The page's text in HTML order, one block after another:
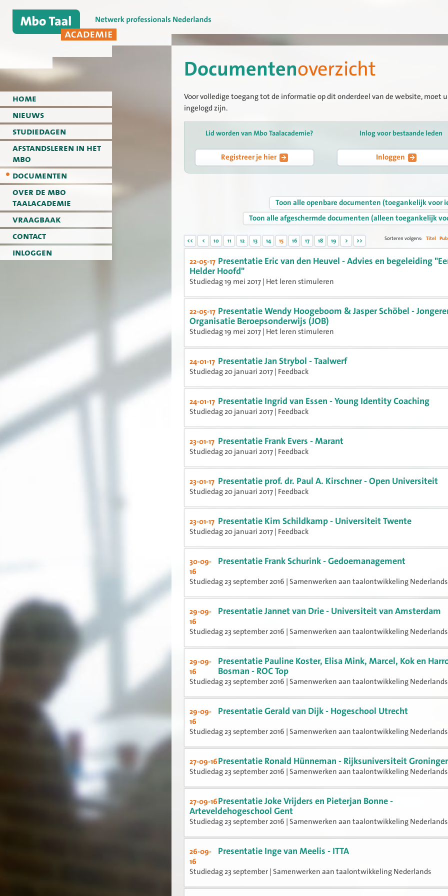
home
nieuws
studiedagen
afstandsleren in het
mbo
documenten
over de mbo
taalacademie
vraagbaak
contact
inloggen
Documentenoverzicht
Voor volledige toegang tot de informatie op dit onderdeel van de website, moet
ingelogd zijn.
Lid worden van Mbo Taalacademie?
Registreer je hier
Inlog voor bestaande leden
Inloggen
Toon alle openbare documenten (toegankelijk voor
Toon alle afgeschermde documenten (alleen toegankelijk
<< < 10 11 12 13 14 15 16 17 18 19 > >> Sorteren volgens: Titel
22-05-17 Presentatie Eric van den Heuvel - Advies en begeleiding
Helder Hoofd"
Studiedag 19 mei 2017 | Het leren stimuleren
22-05-17 Presentatie Wendy Hoogeboom & Jasper Schöbel -
Organisatie Beroepsonderwijs (JOB)
Studiedag 19 mei 2017 | Het leren stimuleren
24-01-17 Presentatie Jan Strybol - Taalwerf
Studiedag 20 januari 2017 | Feedback
24-01-17 Presentatie Ingrid van Essen - Young Identity Coaching
Studiedag 20 januari 2017 | Feedback
23-01-17 Presentatie Frank Evers - Marant
Studiedag 20 januari 2017 | Feedback
23-01-17 Presentatie prof. dr. Paul A. Kirschner - Open Universiteit
Studiedag 20 januari 2017 | Feedback
23-01-17 Presentatie Kim Schildkamp - Universiteit Twente
Studiedag 20 januari 2017 | Feedback
30-09-
16
Presentatie Frank Schurink - Gedoemanagement
Studiedag 23 september 2016 | Samenwerken aan taalontwikkeling Nederlands
29-09-
16
Presentatie Jannet van Drie - Universiteit van Amsterdam
Studiedag 23 september 2016 | Samenwerken aan taalontwikkeling Nederlands
29-09-
16
Presentatie Pauline Koster, Elisa Mink, Marcel, Kok en
Bosman - ROC Top
Studiedag 23 september 2016 | Samenwerken aan taalontwikkeling Nederlands
29-09-
16
Presentatie Gerald van Dijk - Hogeschool Utrecht
Studiedag 23 september 2016 | Samenwerken aan taalontwikkeling Nederlands
27-09-16Presentatie Ronald Hünneman - Rijksuniversiteit
Studiedag 23 september 2016 | Samenwerken aan taalontwikkeling Nederlands
27-09-16Presentatie Joke Vrijders en Pieterjan Bonne -
Arteveldehogeschool Gent
Studiedag 23 september 2016 | Samenwerken aan taalontwikkeling Nederlands
26-09-
16
Presentatie Inge van Meelis - ITTA
Studiedag 23 september | Samenwerken aan taalontwikkeling Nederlands